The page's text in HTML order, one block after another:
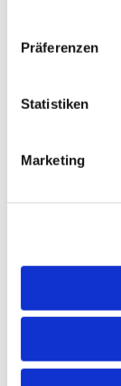
Präferenzen
Statistiken
Marketing